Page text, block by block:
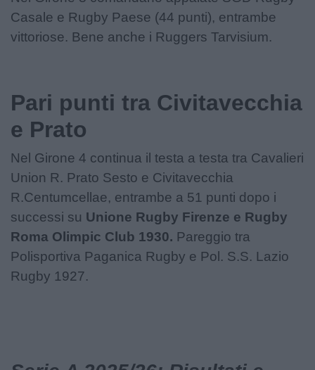
Casale e Rugby Paese (44 punti), entrambe
vittoriose. Bene anche i Ruggers Tarvisium.
Pari punti tra Civitavecchia
e Prato
Nel Girone 4 continua il testa a testa tra Cavalieri
Union R. Prato Sesto e Civitavecchia
R.Centumcellae, entrambe a 51 punti dopo i
successi su Unione Rugby Firenze e Rugby
Roma Olimpic Club 1930. Pareggio tra
Polisportiva Paganica Rugby e Pol. S.S. Lazio
Rugby 1927.